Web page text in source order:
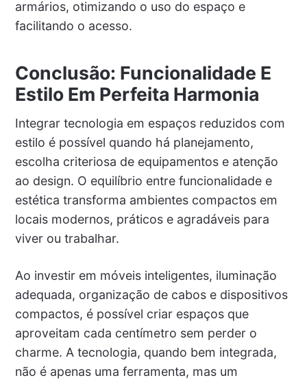
armários, otimizando o uso do espaço e
facilitando o acesso.
Conclusão: Funcionalidade E
Estilo Em Perfeita Harmonia
Integrar tecnologia em espaços reduzidos com
estilo é possível quando há planejamento,
escolha criteriosa de equipamentos e atenção
ao design. O equilíbrio entre funcionalidade e
estética transforma ambientes compactos em
locais modernos, práticos e agradáveis para
viver ou trabalhar.
Ao investir em móveis inteligentes, iluminação
adequada, organização de cabos e dispositivos
compactos, é possível criar espaços que
aproveitam cada centímetro sem perder o
charme. A tecnologia, quando bem integrada,
não é apenas uma ferramenta, mas um